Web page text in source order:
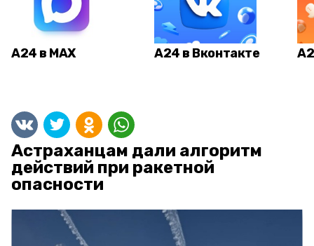
А24 в MAX А24 в Вконтакте
Астраханцам дали алгоритм
действий при ракетной
опасности